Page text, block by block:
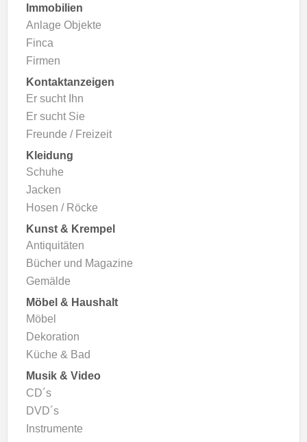
Immobilien
Anlage Objekte
Finca
Firmen
Kontaktanzeigen
Er sucht Ihn
Er sucht Sie
Freunde / Freizeit
Kleidung
Schuhe
Jacken
Hosen / Röcke
Kunst & Krempel
Antiquitäten
Bücher und Magazine
Gemälde
Möbel & Haushalt
Möbel
Dekoration
Küche & Bad
Musik & Video
CD´s
DVD´s
Instrumente